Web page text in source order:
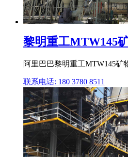
黎明重工MTW145
阿里巴巴黎明重工MTW145
联系电话: 180 3780 8511